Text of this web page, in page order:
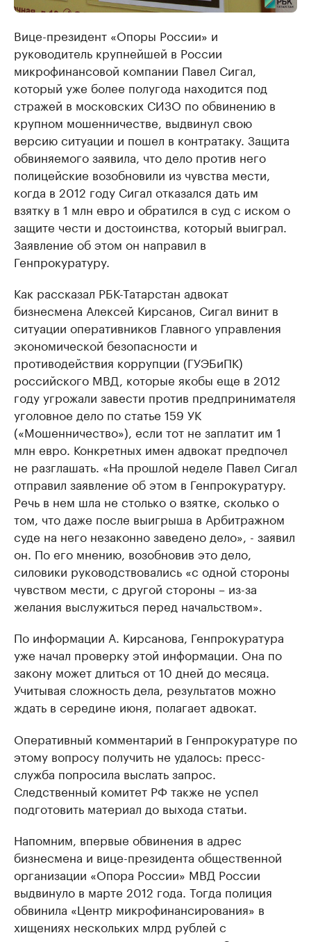
Вице-президент «Опоры России» и
руководитель крупнейшей в России
микрофинансовой компании Павел Сигал,
который уже более полугода находится под
стражей в московских СИЗО по обвинению в
крупном мошенничестве, выдвинул свою
версию ситуации и пошел в контратаку. Защита
обвиняемого заявила, что дело против него
полицейские возобновили из чувства мести,
когда в 2012 году Сигал отказался дать им
взятку в 1 млн евро и обратился в суд с иском о
защите чести и достоинства, который выиграл.
Заявление об этом он направил в
Генпрокуратуру.
Как рассказал РБК-Татарстан адвокат
бизнесмена Алексей Кирсанов, Сигал винит в
ситуации оперативников Главного управления
экономической безопасности и
противодействия коррупции (ГУЭБиПК)
российского МВД, которые якобы еще в 2012
году угрожали завести против предпринимателя
уголовное дело по статье 159 УК
(«Мошенничество»), если тот не заплатит им 1
млн евро. Конкретных имен адвокат предпочел
не разглашать. «На прошлой неделе Павел Сигал
отправил заявление об этом в Генпрокуратуру.
Речь в нем шла не столько о взятке, сколько о
том, что даже после выигрыша в Арбитражном
суде на него незаконно заведено дело», - заявил
он. По его мнению, возобновив это дело,
силовики руководствовались «с одной стороны
чувством мести, с другой стороны – из-за
желания выслужиться перед начальством».
По информации А. Кирсанова, Генпрокуратура
уже начал проверку этой информации. Она по
закону может длиться от 10 дней до месяца.
Учитывая сложность дела, результатов можно
ждать в середине июня, полагает адвокат.
Оперативный комментарий в Генпрокуратуре по
этому вопросу получить не удалось: пресс-
служба попросила выслать запрос.
Следственный комитет РФ также не успел
подготовить материал до выхода статьи.
Напомним, впервые обвинения в адрес
бизнесмена и вице-президента общественной
организации «Опора России» МВД России
выдвинуло в марте 2012 года. Тогда полиция
обвинила «Центр микрофинансирования» в
хищениях нескольких млрд рублей с